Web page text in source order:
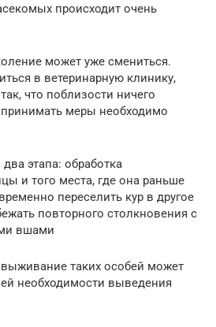
происходит очень
может уже смениться.
в ветеринарную клинику,
что поблизости ничего
принимать меры необходимо
этапа: обработка
и того места, где она раньше
переселить кур в другое
повторного столкновения с
вшами
таких особей может
необходимости выведения